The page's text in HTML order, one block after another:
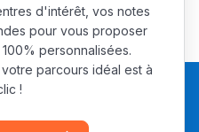
d'intérêt, vos notes
pour vous proposer
personnalisées.
parcours idéal est à
!